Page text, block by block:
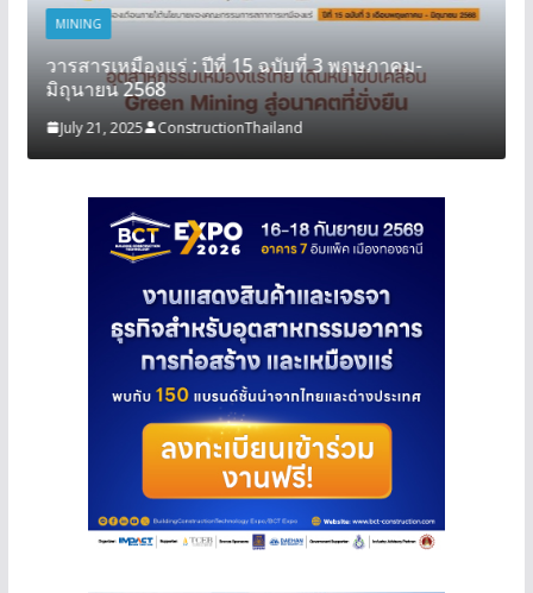
MINING
วารสารเหมืองแร่ : ปีที่ 15 ฉบับที่ 3 พฤษภาคม-
มิถุนายน 2568
July 21, 2025 ConstructionThailand